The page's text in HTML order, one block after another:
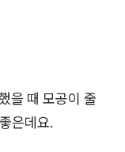
을 때 모공이 줄
은데요.